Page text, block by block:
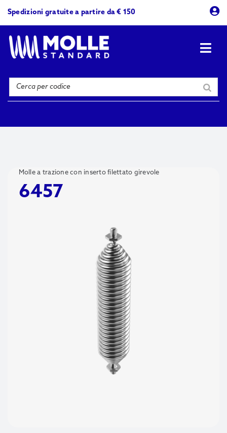
content
Spedizioni gratuite a partire da € 150
Azienda
Molle a trazione con inserto filettato girevole
6457